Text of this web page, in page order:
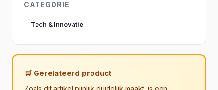
CATEGORIE
Tech & Innovatie
🛒 Gerelateerd product
Zoals dit artikel pijnlijk duidelijk maakt, is een